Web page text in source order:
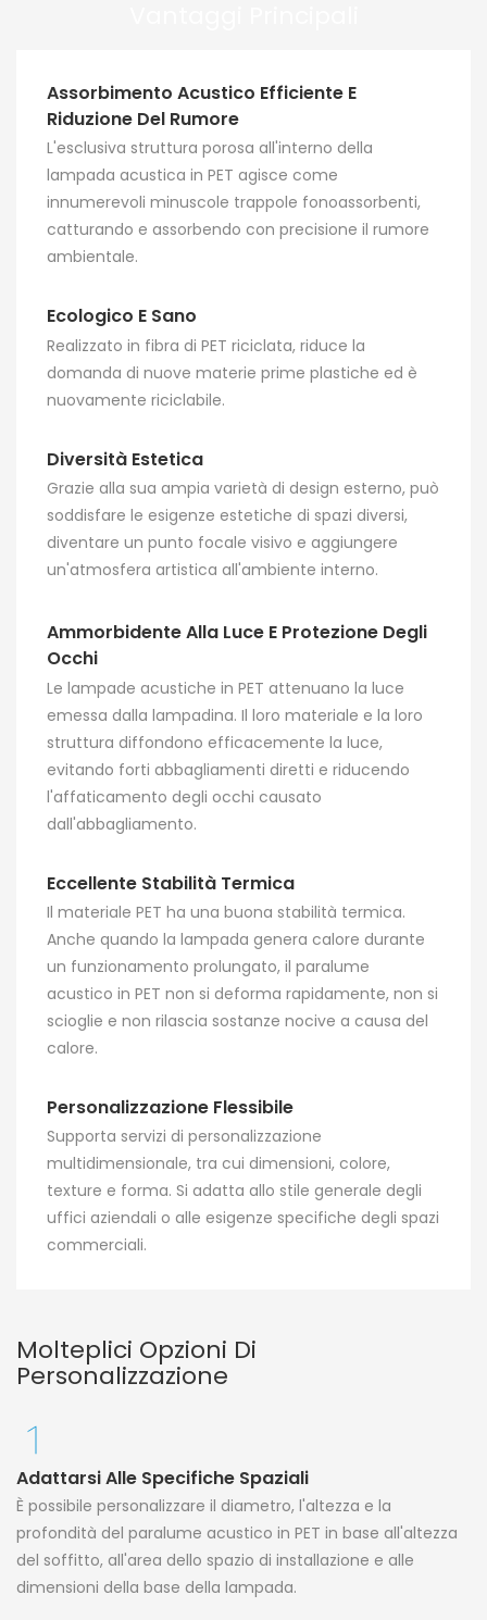
fonoassorbenti di
riduzione del rumore,
creando una duplice
esperienza di comfort:
luce e suono.
assorbimento acustico
e pratico. Facile da
flessibile, può essere
utilizzata per creare
biblioteche e altro
ancora.
Assorbimento Acustico Efficiente E
Riduzione Del Rumore
L'esclusiva struttura porosa all'interno della
lampada acustica in PET agisce come
innumerevoli minuscole trappole fonoassorbenti,
catturando e assorbendo con precisione il rumore
ambientale.
Ecologico E Sano
Realizzato in fibra di PET riciclata, riduce la
domanda di nuove materie prime plastiche ed è
nuovamente riciclabile.
Diversità Estetica
Grazie alla sua ampia varietà di design esterno, può
soddisfare le esigenze estetiche di spazi diversi,
diventare un punto focale visivo e aggiungere
un'atmosfera artistica all'ambiente interno.
Ammorbidente Alla Luce E Protezione Degli
Occhi
Le lampade acustiche in PET attenuano la luce
emessa dalla lampadina. Il loro materiale e la loro
struttura diffondono efficacemente la luce,
evitando forti abbagliamenti diretti e riducendo
l'affaticamento degli occhi causato
dall'abbagliamento.
Eccellente Stabilità Termica
Il materiale PET ha una buona stabilità termica.
Anche quando la lampada genera calore durante
un funzionamento prolungato, il paralume
acustico in PET non si deforma rapidamente, non si
scioglie e non rilascia sostanze nocive a causa del
calore.
Personalizzazione Flessibile
Supporta servizi di personalizzazione
multidimensionale, tra cui dimensioni, colore,
texture e forma. Si adatta allo stile generale degli
uffici aziendali o alle esigenze specifiche degli spazi
commerciali.
Molteplici Opzioni Di
Personalizzazione
Adattarsi Alle Specifiche Spaziali
È possibile personalizzare il diametro, l'altezza e la
profondità del paralume acustico in PET in base all'altezza
del soffitto, all'area dello spazio di installazione e alle
dimensioni della base della lampada.